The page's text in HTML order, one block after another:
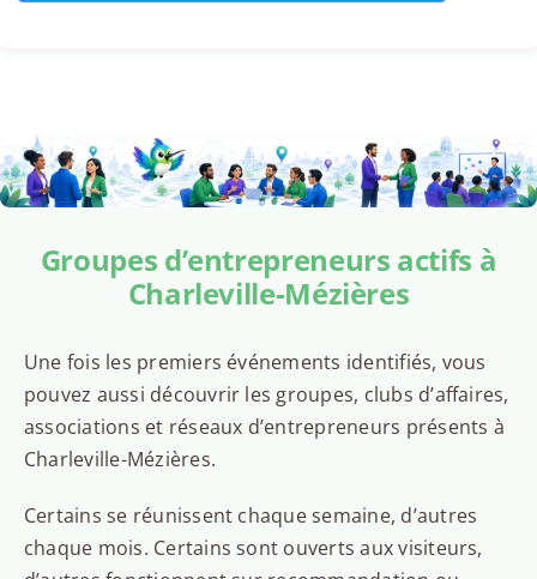
Groupes d’entrepreneurs actifs à
Charleville-Mézières
Une fois les premiers événements identifiés, vous
pouvez aussi découvrir les groupes, clubs d’affaires,
associations et réseaux d’entrepreneurs présents à
Charleville-Mézières.
Certains se réunissent chaque semaine, d’autres
chaque mois. Certains sont ouverts aux visiteurs,